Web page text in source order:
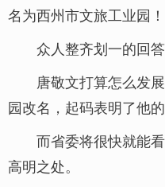
名为西州市文旅工业园
众人整齐划一的回
唐敬文打算怎么发
园改名，起码表明了他的
而省委将很快就能
高明之处。